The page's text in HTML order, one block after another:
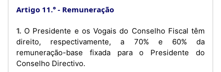
Artigo 11.° Remuneração
1. O Presidente e os Vogais do Conselho Fiscal têm
direito, respectivamente, a 70% e 60% da
remuneração-base fixada para o Presidente do
Conselho Directivo.